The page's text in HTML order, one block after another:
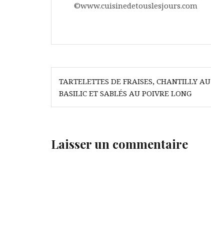
©www.cuisinedetouslesjours.com
Navigation
de
l’article
TARTELETTES DE FRAISES, CHANTILLY AU
BASILIC ET SABLÉS AU POIVRE LONG
Laisser un commentaire